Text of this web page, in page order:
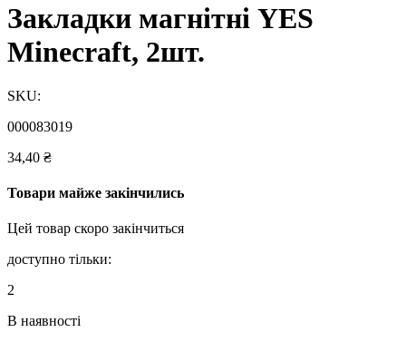
Закладки магнітні YES
Minecraft, 2шт.
SKU:
000083019
34,40 ₴
Товари майже закінчились
Цей товар скоро закінчиться
доступно тільки:
2
В наявності